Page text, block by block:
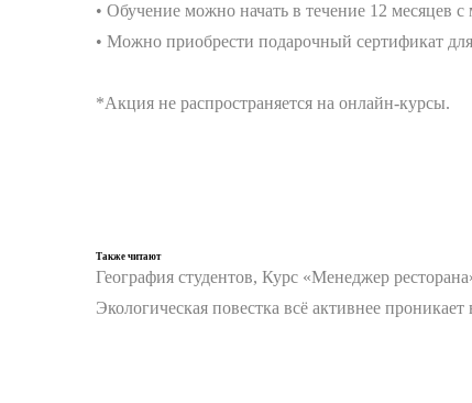
• Обучение можно начать в течение 12 месяцев
• Можно приобрести подарочный сертификат
*Акция не распространяется на онлайн-курсы.
Также читают
География студентов, Курс «Менеджер
Экологическая повестка всё активнее